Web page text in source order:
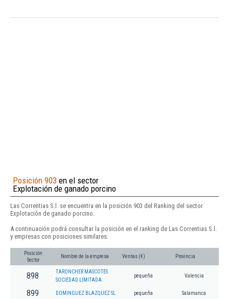
Posición 903 en el sector
Explotación de ganado porcino
Las Correntias S.l. se encuentra en la posición 903 del Ranking del sector
Explotación de ganado porcino.
A continuación podrá consultar la posición en el ranking de Las Correntias S.l.
y empresas con posiciones similares:
Posición
Sector
Nombre de la empresa Ventas (€) Provincia
898
TARONCHER MASCOTES
SOCIEDAD LIMITADA.
pequeña Valencia
899 DOMINGUEZ BLAZQUEZ SL pequeña Salamanca